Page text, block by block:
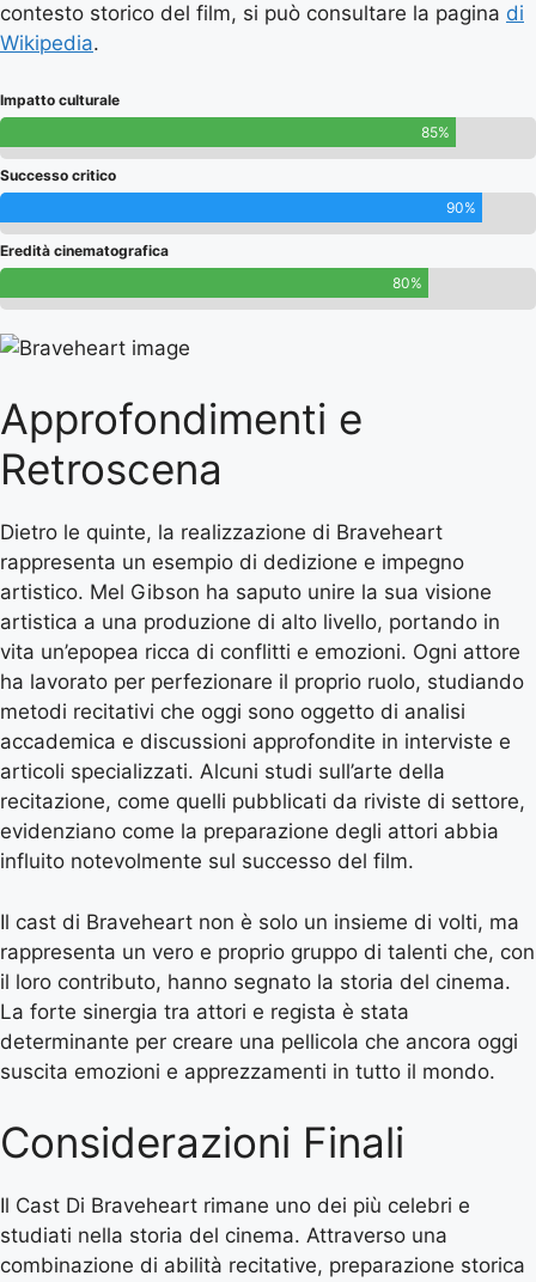
contesto storico del film, si può consultare la pagina di
Wikipedia.
Impatto culturale
85%
Successo critico
90%
Eredità cinematografica
80%
Approfondimenti e
Retroscena
Dietro le quinte, la realizzazione di Braveheart
rappresenta un esempio di dedizione e impegno
artistico. Mel Gibson ha saputo unire la sua visione
artistica a una produzione di alto livello, portando in
vita un’epopea ricca di conflitti e emozioni. Ogni attore
ha lavorato per perfezionare il proprio ruolo, studiando
metodi recitativi che oggi sono oggetto di analisi
accademica e discussioni approfondite in interviste e
articoli specializzati. Alcuni studi sull’arte della
recitazione, come quelli pubblicati da riviste di settore,
evidenziano come la preparazione degli attori abbia
influito notevolmente sul successo del film.
Il cast di Braveheart non è solo un insieme di volti, ma
rappresenta un vero e proprio gruppo di talenti che, con
il loro contributo, hanno segnato la storia del cinema.
La forte sinergia tra attori e regista è stata
determinante per creare una pellicola che ancora oggi
suscita emozioni e apprezzamenti in tutto il mondo.
Considerazioni Finali
Il Cast Di Braveheart rimane uno dei più celebri e
studiati nella storia del cinema. Attraverso una
combinazione di abilità recitative, preparazione storica